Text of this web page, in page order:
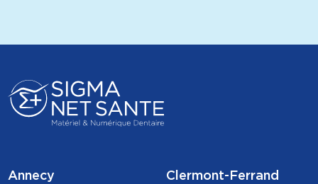
Annecy Clermont-Ferrand